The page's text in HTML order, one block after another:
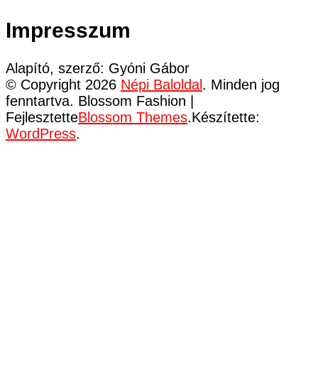
Impresszum
Alapító, szerző: Gyóni Gábor
© Copyright 2026 Népi Baloldal . Minden jog
fenntartva. Blossom Fashion |
FejlesztetteBlossom Themes.Készítette:
WordPress.